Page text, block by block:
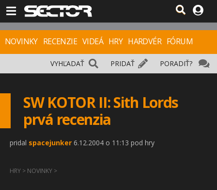
NOVINKY RECENZIE VIDEÁ HRY HARDVÉR FÓRUM
PORADIŤ?
PRIDAŤ
VYHĽADAŤ
SW KOTOR II: Sith Lords
prvá recenzia
pridal spacejunker 6.12.2004 o 11:13 pod hry
HRY > NOVINKY >